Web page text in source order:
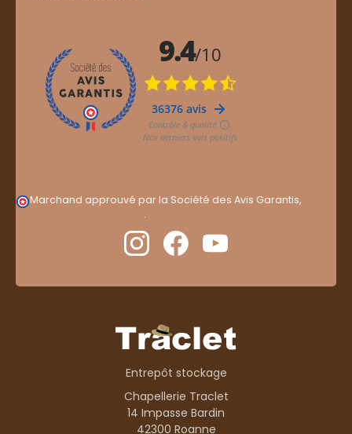
Marchand approuvé par la Société des Avis Garantis,
.
Entrepôt stockage
Chapellerie Traclet
14 Impasse Bardin
42300 Roanne